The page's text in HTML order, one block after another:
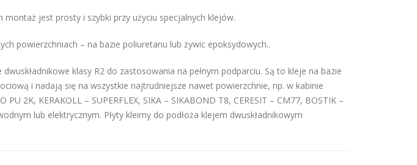
jest prosty i szybki przy użyciu specjalnych klejów.
powierzchniach – na bazie poliuretanu lub żywic epoksydowych..
klasy R2 do zastosowania na pełnym podparciu. Są to kleje na bazie
i nadają się na wszystkie najtrudniejsze nawet powierzchnie, np. w kabinie
2K, KERAKOLL – SUPERFLEX, SIKA – SIKABOND T8, CERESIT – CM77, BOSTIK –
lub elektrycznym. Płyty kleimy do podłoża klejem dwuskładnikowym